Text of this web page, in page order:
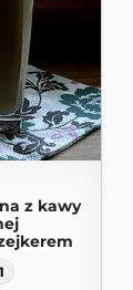
z kawy
1